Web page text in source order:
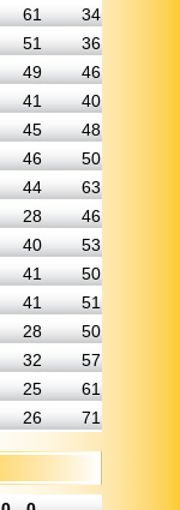
61
34
51
36
49
46
41
40
45
48
46
50
44
63
28
46
40
53
41
50
41
51
28
50
32
57
25
61
26 71